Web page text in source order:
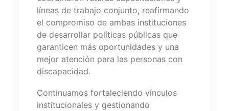
líneas de trabajo conjunto, reafirmando
el compromiso de ambas instituciones
de desarrollar políticas públicas que
garanticen más oportunidades y una
mejor atención para las personas con
discapacidad.
Continuamos fortaleciendo vínculos
institucionales y gestionando